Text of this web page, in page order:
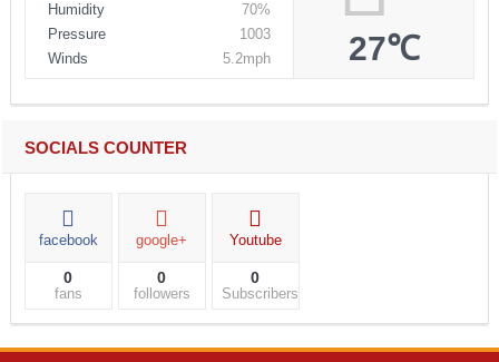
Humidity
70%
Pressure
1003
Winds
5.2mph 27℃
SOCIALS COUNTER
facebook
0
fans
google+
0
followers
Youtube
0
Subscribers